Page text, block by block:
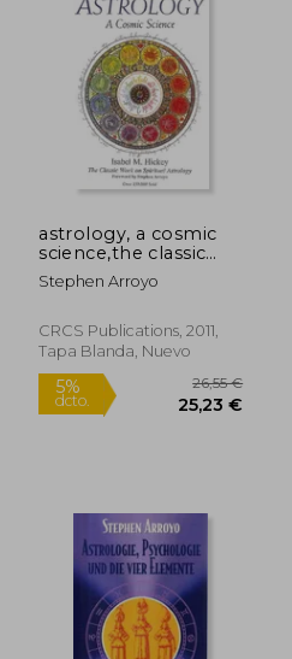
dcto. 21,73 €
astrology, a cosmic
science,the classic
work on spiritual
astrology (en Inglés)
Stephen Arroyo
CRCS Publications, 2011,
Tapa Blanda, Nuevo